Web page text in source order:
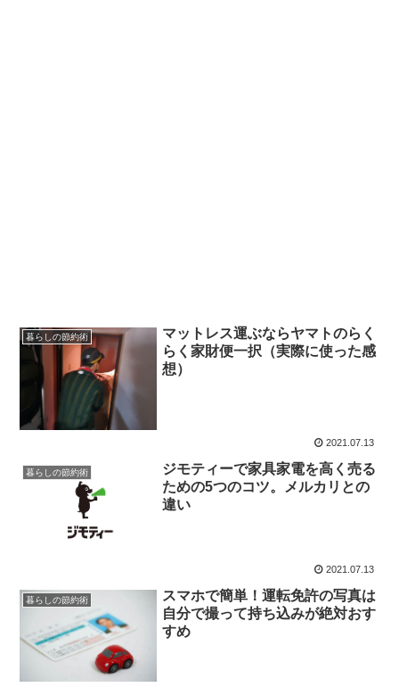
暮らしの節約術
マットレス運ぶならヤマトのらく
らく家財便一択（実際に使った感
想）
2021.07.13
暮らしの節約術
ジモティーで家具家電を高く売る
ための5つのコツ。メルカリとの
違い
2021.07.13
暮らしの節約術
スマホで簡単！運転免許の写真は
自分で撮って持ち込みが絶対おす
すめ